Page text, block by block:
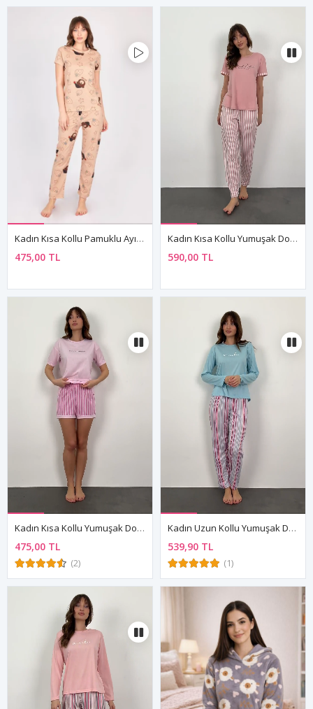
Kadın Kısa Kollu Pamuklu Ayıcıklı Çilekli Kahverengi Desenli Pijama Takımı
475,00 TL
Kadın Kısa Kollu Yumuşak Dokulu Bambu Pembe Pijama Takımı
590,00 TL
Kadın Kısa Kollu Yumuşak Dokulu Yazlık Şortlu Pembe Viskon Pijama Takımı
475,00 TL
(2)
Kadın Uzun Kollu Yumuşak Dokulu Mavi Pijama Takımı
539,90 TL
(1)